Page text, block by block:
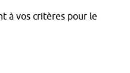
à vos critères pour le